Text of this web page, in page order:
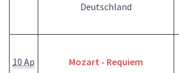
Deutschland
10 Ap
Mozart - Requiem